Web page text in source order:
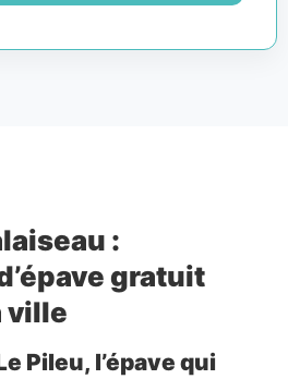
:
gratuit
ville
Pileu, l’épave qui